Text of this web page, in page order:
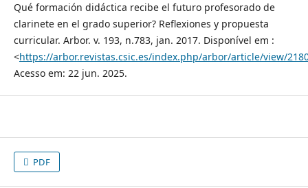
Qué formación didáctica recibe el futuro profesorado de
clarinete en el grado superior? Reflexiones y propuesta
curricular. Arbor. v. 193, n.783, jan. 2017. Disponível em :
<https://arbor.revistas.csic.es/index.php/arbor/article/view/
Acesso em: 22 jun. 2025.
PDF